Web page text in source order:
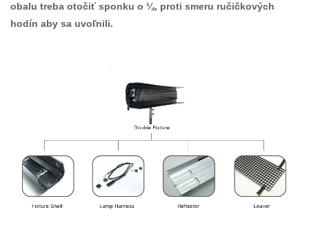
obalu treba otočiť sponku o ¼, proti smeru ručičkových
hodín aby sa uvoľnili.